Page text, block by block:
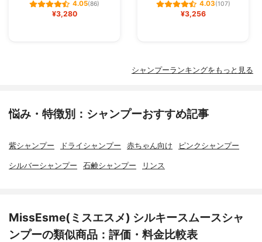
4.05(86)
¥3,280
4.03(107)
¥3,256
シャンプーランキングをもっと見る
悩み・特徴別：シャンプーおすすめ記事
紫シャンプー ドライシャンプー 赤ちゃん向け ピンクシャンプー
シルバーシャンプー 石鹸シャンプー リンス
MissEsme(ミスエスメ) シルキースムースシャ
ンプーの類似商品：評価・料金比較表